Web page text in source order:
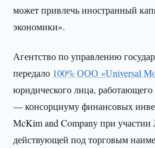
может привлечь иностранный
экономики».
Агентство по управлению
передало 100% ООО «Universal
юридического лица,
— консорциуму финансовых
McKim and Company при участии
действующей под торговым